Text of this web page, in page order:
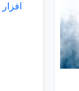
افزار